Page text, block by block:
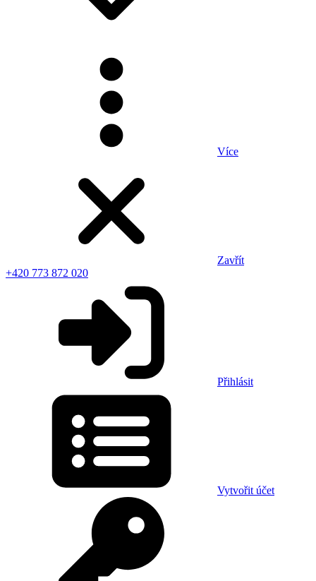
Více
Zavřít
+420 773 872 020
Přihlásit
Vytvořit účet